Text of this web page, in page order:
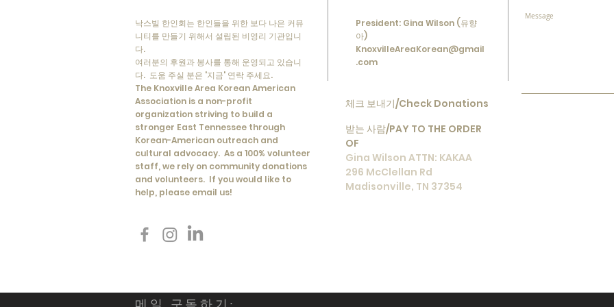
낙스빌 한인회는 한인들을 위한 보다 나은 커뮤
니티를 만들기 위해서 설립된 비영리 기관입니
다.
여러분의 후원과 봉사를 통해 운영되고 있습니
다. 도움 주실 분은 '지금' 연락 주세요.
The Knoxville Area Korean American
Association is a non-profit
organization striving to build a
stronger East Tennessee through
Korean-American outreach and
cultural advocacy. As a 100% volunteer
staff, we rely on community donations
and volunteers. If you would like to
help, please email us!
President: Gina Wilson (유향
아)
KnoxvilleAreaKorean@gmail
.com
체크 보내기/Check Donations
받는 사람/PAY TO THE ORDER
OF
Gina Wilson ATTN: KAKAA
296 McClellan Rd
Madisonville, TN 37354